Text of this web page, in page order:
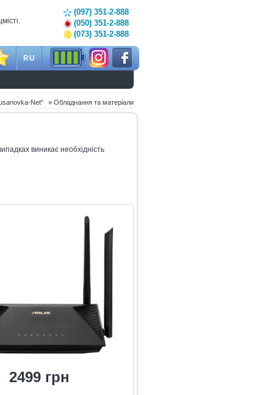
(097) 351-2-888
(050) 351-2-888
(073) 351-2-888
RU
Net" » Обладнання та матеріали
виникає необхідність
2499 грн